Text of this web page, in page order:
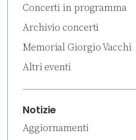
Concerti in programma
Archivio concerti
Memorial Giorgio Vacchi
Altri eventi
Notizie
Aggiornamenti